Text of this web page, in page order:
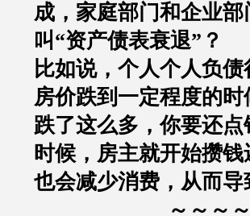
成，家庭部门和企业
叫 “资产债表衰退” ？
比如说，个人个人负
房价跌到一定程度的
跌了这么多，你要还
时候，房主就开始攒
也会减少消费，从而
～～～